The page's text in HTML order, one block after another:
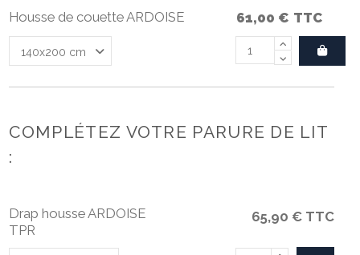
Housse de couette ARDOISE 61,00 € TTC
COMPLÉTEZ VOTRE PARURE DE LIT
:
Drap housse ARDOISE
TPR
65,90 € TTC